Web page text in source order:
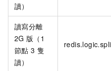
讀）
讀寫分離
2G 版（1
節點 3 隻
讀）